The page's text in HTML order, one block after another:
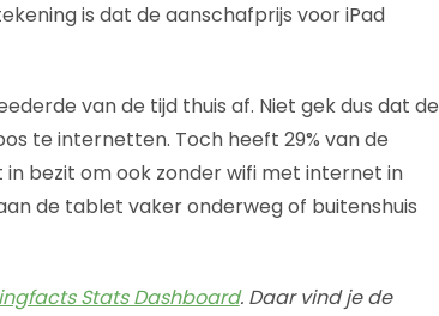
is dat de aanschafprijs voor iPad
van de tijd thuis af. Niet gek dus dat de
te internetten. Toch heeft 29% van de
bezit om ook zonder wifi met internet in
de tablet vaker onderweg of buitenshuis
Stats Dashboard. Daar vind je de